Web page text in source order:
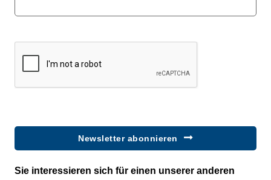
Newsletter abonnieren
Sie interessieren sich für einen unserer anderen